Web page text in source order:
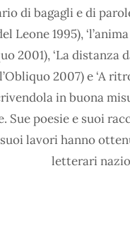
di bagagli e di
Leone 1995),
2001), ‘La distanza
2007) e ‘A
in buona
Sue poesie e suoi
lavori hanno
letterari